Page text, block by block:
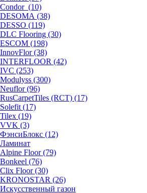
Condor (10)
DESOMA (38)
DESSO (119)
DLC Flooring (30)
ESCOM (198)
InnovFlor (38)
INTERFLOOR (42)
IVC (253)
Modulyss (300)
Neuflor (96)
RusCarpetTiles (RCT) (17)
Solefit (17)
Tilex (19)
VVK (3)
ФэнсиБлокс (12)
Ламинат
Alpine Floor (79)
Bonkeel (76)
Clix Floor (30)
KRONOSTAR (26)
Искусственный газон